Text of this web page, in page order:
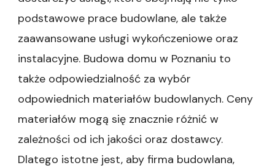
podstawowe prace budowlane, ale także
zaawansowane usługi wykończeniowe oraz
instalacyjne. Budowa domu w Poznaniu to
także odpowiedzialność za wybór
odpowiednich materiałów budowlanych. Ceny
materiałów mogą się znacznie różnić w
zależności od ich jakości oraz dostawcy.
Dlatego istotne jest, aby firma budowlana,